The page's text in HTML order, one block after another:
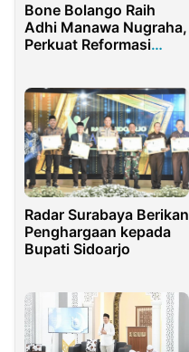
Bone Bolango Raih
Adhi Manawa Nugraha,
Perkuat Reformasi
Radar Surabaya Berikan
Penghargaan kepada
Bupati Sidoarjo